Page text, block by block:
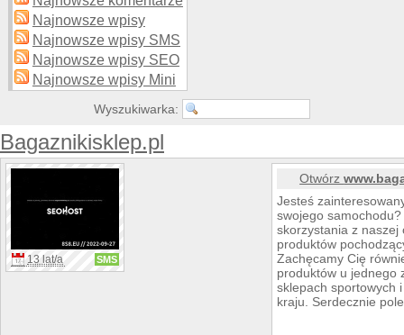
Najnowsze wpisy
Najnowsze wpisy SMS
Najnowsze wpisy SEO
Najnowsze wpisy Mini
Wyszukiwarka:
Bagaznikisklep.pl
13 lat/a SMS
Otwórz
Jesteś
swojego
skorzystania z naszej
produktów
Zachęcamy Cię
produktów u jednego
sklepach sportowych
kraju. Serdecznie